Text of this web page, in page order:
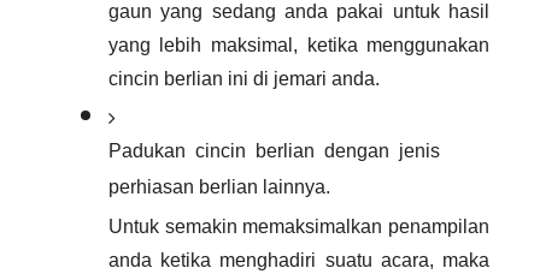
gaun yang sedang anda pakai untuk hasil
yang lebih maksimal, ketika menggunakan
cincin berlian ini di jemari anda.
Padukan cincin berlian dengan jenis
perhiasan berlian lainnya.
Untuk semakin memaksimalkan penampilan
anda ketika menghadiri suatu acara, maka